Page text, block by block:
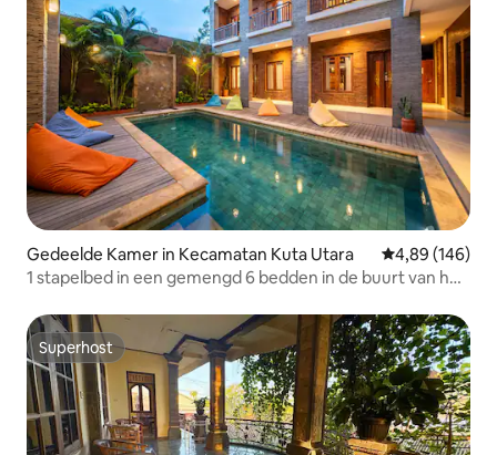
Gedeelde Kamer in Kecamatan Kuta Utara Gemiddelde
4,89 (146)
1 stapelbed in een gemengd 6 bedden in de buurt van het
Superhost
Superhost